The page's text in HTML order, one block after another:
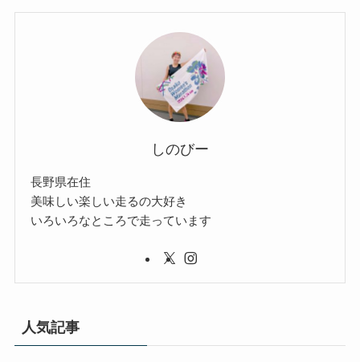
しのびー
長野県在住
美味しい楽しい走るの大好き
いろいろなところで走っています
人気記事